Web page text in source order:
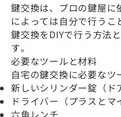
鍵交換は、プロの鍵屋に
によっては自分で行うこ
鍵交換をDIYで行う方法
す。
必要なツールと材料
自宅の鍵交換に必要なツ
新しいシリンダー錠（ド
ドライバー（プラスとマ
六角レンチ